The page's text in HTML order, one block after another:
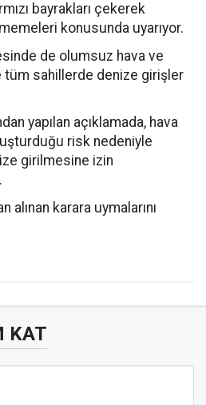
bayrakları çekerek
konusunda uyarıyor.
de olumsuz hava ve
tüm sahillerde denize girişler
yapılan açıklamada, hava
risk nedeniyle
girilmesine izin
alınan karara uymalarını
KAT